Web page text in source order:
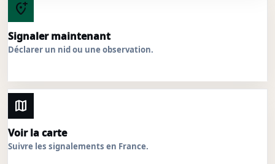
add_location_alt
Signaler maintenant
Déclarer un nid ou une observation.
map
Voir la carte
Suivre les signalements en France.